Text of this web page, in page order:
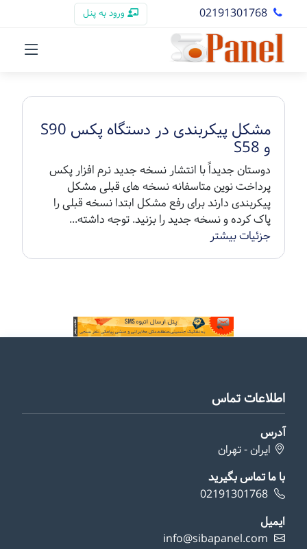
02191301768 ورود به پنل
مشکل پیکربندی در دستگاه پکس S90
و S58
دوستان جدیداً با انتشار نسخه جدید نرم افزار پکس
پرداخت نوین متاسفانه نسخه های قبلی مشکل
پیکربندی دارند برای رفع مشکل ابتدا نسخه قبلی را
پاک کرده و نسخه جدید را بزنید. توجه داشته...
جزئیات بیشتر
اطلاعات تماس
آدرس
ایران - تهران
با ما تماس بگیرید
02191301768
ایمیل
info@sibapanel.com